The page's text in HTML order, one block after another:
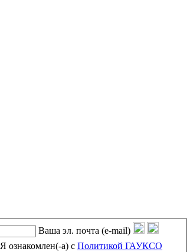
Ваша эл. почта (e-mail)
Я ознакомлен(-а) с Политикой ГАУКСО